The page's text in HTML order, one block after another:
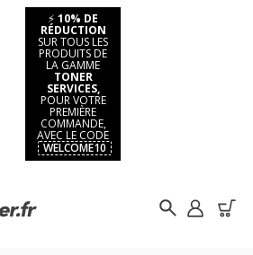
⚡ 10% DE
RÉDUCTION
SUR TOUS LES
PRODUITS DE
LA GAMME
TONER
SERVICES,
POUR VOTRE
PREMIÈRE
COMMANDE,
AVEC LE CODE
WELCOME10